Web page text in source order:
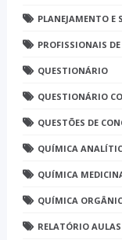
PLANEJAMENTO E
PROFISSIONAIS
QUESTIONÁRIO
QUESTIONÁRIO
QUESTÕES DE
QUÍMICA
QUÍMICA
QUÍMICA
RELATÓRIO